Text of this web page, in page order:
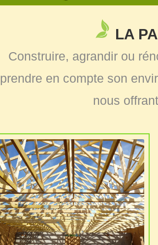
LA
Construire, agrandir ou
prendre en compte son
nous